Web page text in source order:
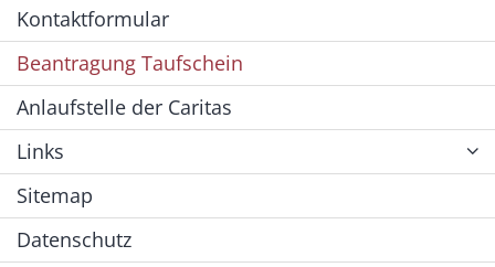
Kontaktformular
Beantragung Taufschein
Anlaufstelle der Caritas
Links
Sitemap
Datenschutz